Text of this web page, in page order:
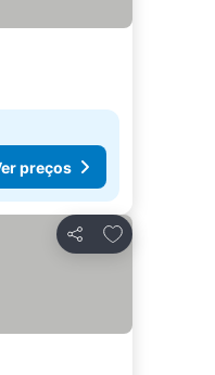
preços
Partilhar
Adicionar